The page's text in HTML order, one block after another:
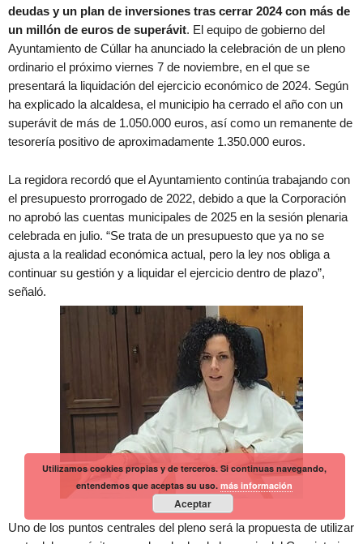
deudas y un plan de inversiones tras cerrar 2024 con más de
un millón de euros de superávit. El equipo de gobierno del
Ayuntamiento de Cúllar ha anunciado la celebración de un pleno
ordinario el próximo viernes 7 de noviembre, en el que se
presentará la liquidación del ejercicio económico de 2024. Según
ha explicado la alcaldesa, el municipio ha cerrado el año con un
superávit de más de 1.050.000 euros, así como un remanente de
tesorería positivo de aproximadamente 1.350.000 euros.
La regidora recordó que el Ayuntamiento continúa trabajando con
el presupuesto prorrogado de 2022, debido a que la Corporación
no aprobó las cuentas municipales de 2025 en la sesión plenaria
celebrada en julio. “Se trata de un presupuesto que ya no se
ajusta a la realidad económica actual, pero la ley nos obliga a
continuar su gestión y a liquidar el ejercicio dentro de plazo”,
señaló.
Uno de los puntos centrales del pleno será la propuesta de utilizar
Utilizamos cookies propias y de terceros. Si continuas navegando,
entendemos que aceptas su uso.más información
Aceptar